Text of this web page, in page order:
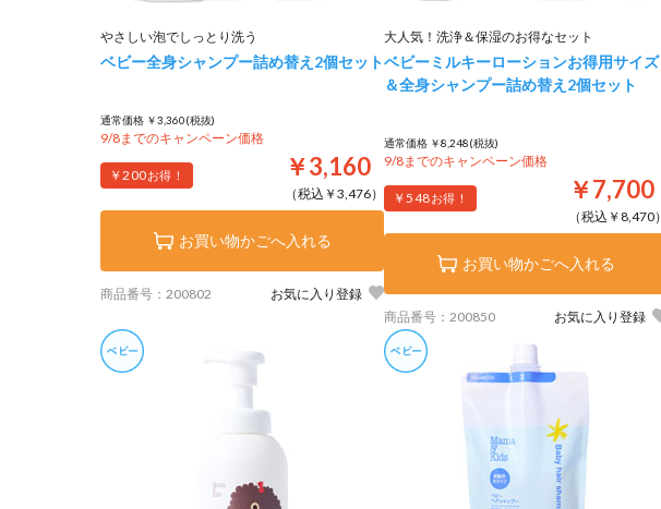
やさしい泡でしっとり洗う
ベビー全身シャンプー詰め替え2個セット
通常価格 ￥3,360(税抜)
9/8までのキャンペーン価格
￥200お得！ ￥3,160
（税込￥3,476）
お買い物かごへ入れる
商品番号：200802 お気に入り登録
大人気！洗浄＆保湿のお得なセット
ベビーミルキーローションお得用サイズ
＆全身シャンプー詰め替え2個セット
通常価格 ￥8,248(税抜)
9/8までのキャンペーン価格
￥548お得！ ￥7,700
（税込￥8,470）
お買い物かごへ入れる
商品番号：200850 お気に入り登録